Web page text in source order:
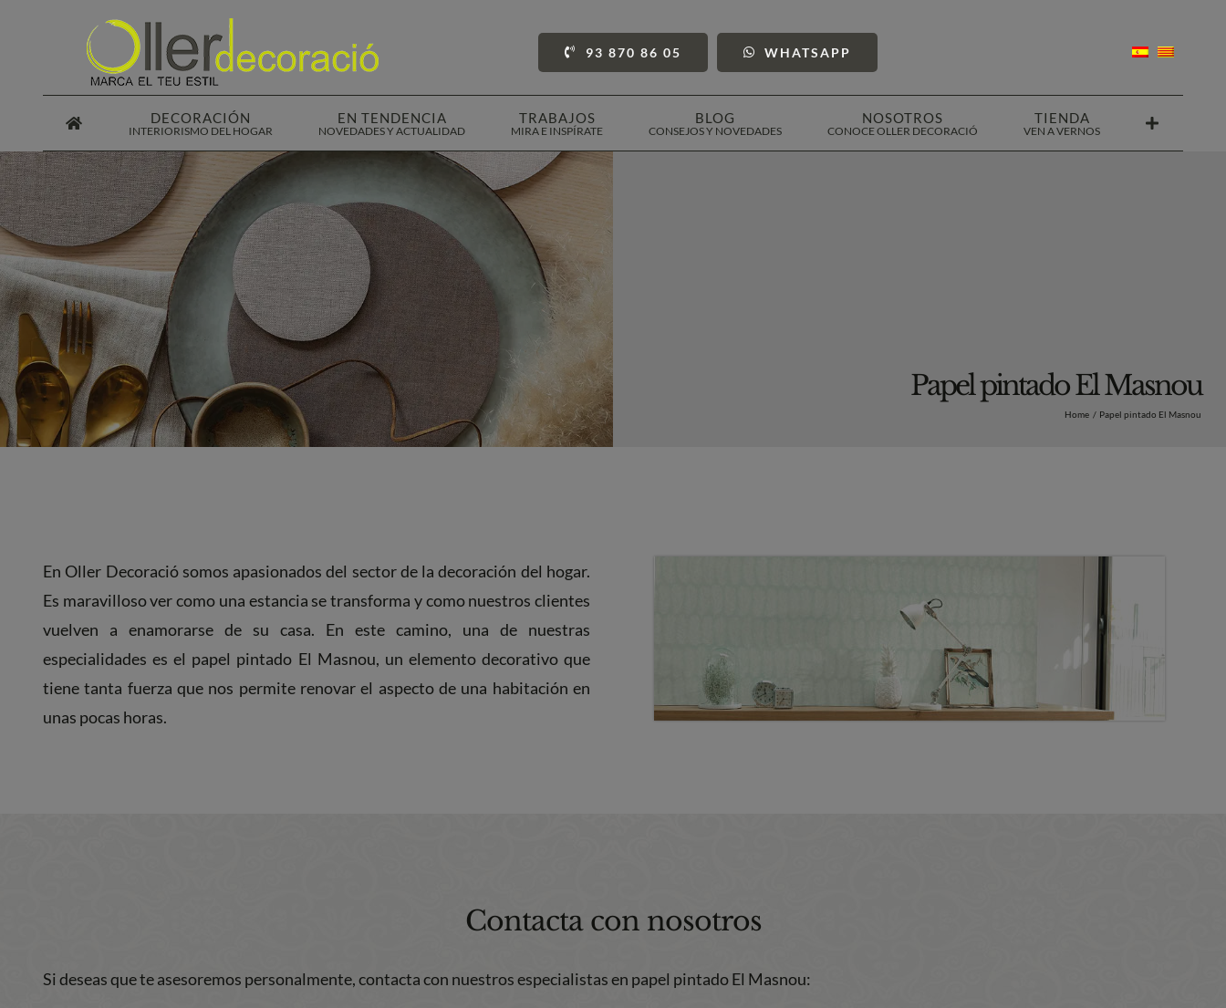
93 870 86 05 WHATSAPP
DECORACIÓN
INTERIORISMO DEL HOGAR
EN TENDENCIA
NOVEDADES Y ACTUALIDAD
TRABAJOS
MIRA E INSPÍRATE
BLOG
CONSEJOS Y NOVEDADES
NOSOTROS
CONOCE OLLER DECORACIÓ
TIENDA
VEN A VERNOS
Papel pintado El Masnou
Home Papel pintado El Masnou
En Oller Decoració somos apasionados del sector de la decoración del hogar.
Es maravilloso ver como una estancia se transforma y como nuestros clientes
vuelven a enamorarse de su casa. En este camino, una de nuestras
especialidades es el papel pintado El Masnou, un elemento decorativo que
tiene tanta fuerza que nos permite renovar el aspecto de una habitación en
unas pocas horas.
Contacta con nosotros
Si deseas que te asesoremos personalmente, contacta con nuestros especialistas en papel pintado El Masnou: